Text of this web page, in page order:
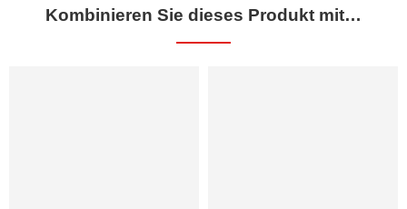
Kombinieren Sie dieses Produkt mit…